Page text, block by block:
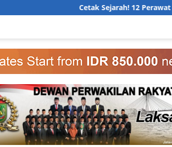
Cetak Sejarah! 12 Perawat Indonesia Resmi